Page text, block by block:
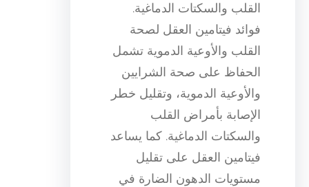
القلب والسكتات الدماغية.
فوائد فيتامين العقل لصحة
القلب والأوعية الدموية تشمل
الحفاظ على صحة الشرايين
والأوعية الدموية، وتقليل خطر
الإصابة بأمراض القلب
والسكتات الدماغية. كما يساعد
فيتامين العقل على تقليل
مستويات الدهون الضارة في